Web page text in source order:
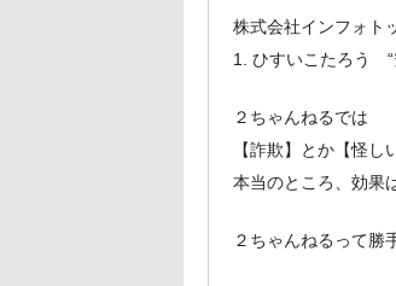
株式会社インフォト
1. ひすいこたろう “
２ちゃんねるでは
【詐欺】とか【怪
本当のところ、効果
２ちゃんねるって勝